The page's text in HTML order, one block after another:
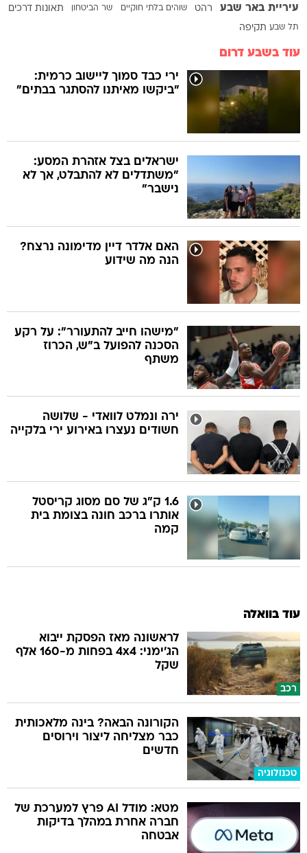
עיריית באר שבע רהט שוהים בלתי חוקיים שר הביטחון תאונות דרכים
תל שבע תקיפה
עוד בשבע דרום
ירי כבד סמוך ליישוב כרמית:
"ביקשו מאיתנו להסתגר בבתים"
ישראלים בצל אזהרת המסע:
"משתדלים לא להתבלט, אך לא
נישבר"
האם אלדר דיין מדימונה נרצח?
הנה מה שידוע
"מישהו חייב להתעורר": על רקע
הסכנה להפועל ב"ש, הכרוז
משתף
ירה ונמלט לוואדי - שלושה
חשודים נעצרו באירוע ירי בלקייה
1.6 ק"ג של סם מסוג קריסטל
אותרו ברכב חונה בצומת בית
קמה
עוד בוואלה
רכב
לראשונה מאז הפסקת ייבוא
הג'ימני: 4x4 בפחות מ-160 אלף
שקל
טכנולוגיה
הקורונה הבאה? בינה מלאכותית
כבר מצליחה ליצור וירוסים
חדשים
מטא: מודל AI פרץ למערכת של
חברה אחרת במהלך בדיקות
אבטחה